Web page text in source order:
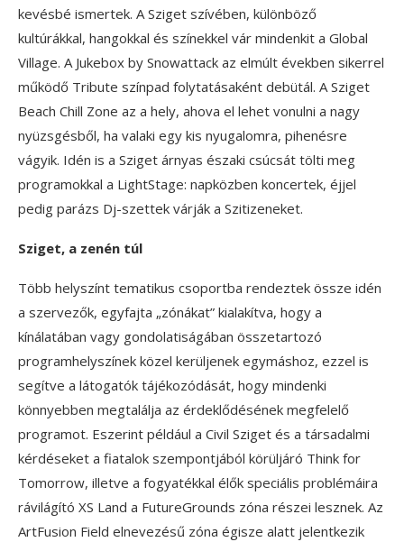
kevésbé ismertek. A Sziget szívében, különböző
kultúrákkal, hangokkal és színekkel vár mindenkit a Global
Village. A Jukebox by Snowattack az elmúlt években sikerrel
működő Tribute színpad folytatásaként debütál. A Sziget
Beach Chill Zone az a hely, ahova el lehet vonulni a nagy
nyüzsgésből, ha valaki egy kis nyugalomra, pihenésre
vágyik. Idén is a Sziget árnyas északi csúcsát tölti meg
programokkal a LightStage: napközben koncertek, éjjel
pedig parázs Dj-szettek várják a Szitizeneket.
Sziget, a zenén túl
Több helyszínt tematikus csoportba rendeztek össze idén
a szervezők, egyfajta „zónákat” kialakítva, hogy a
kínálatában vagy gondolatiságában összetartozó
programhelyszínek közel kerüljenek egymáshoz, ezzel is
segítve a látogatók tájékozódását, hogy mindenki
könnyebben megtalálja az érdeklődésének megfelelő
programot. Eszerint például a Civil Sziget és a társadalmi
kérdéseket a fiatalok szempontjából körüljáró Think for
Tomorrow, illetve a fogyatékkal élők speciális problémáira
rávilágító XS Land a FutureGrounds zóna részei lesznek. Az
ArtFusion Field elnevezésű zóna égisze alatt jelentkezik